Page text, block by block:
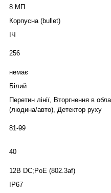
8 МП
Корпусна (bullet)
ІЧ
256
немає
Білий
Перетин лінії, Вторгнення в
(людина/авто), Детектор руху
81-99
40
12В DС;PoE (802.3af)
IP67